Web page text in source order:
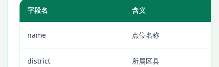
字段名 含义
name 点位名称
district 所属区县